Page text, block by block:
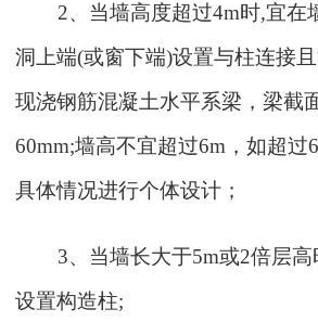
2、当墙高度超过4m时,宜在
洞上端(或窗下端)设置与柱连接
现浇钢筋混凝土水平系梁，梁截
60mm;墙高不宜超过6m ，如超过
具体情况进行个体设计；
3、当墙长大于5m或2倍层高
设置构造柱;